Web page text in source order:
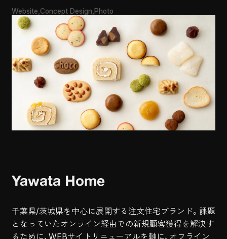
Website Concept Design Photo
Yawata Home
千葉県/茨城県を中心に展開する注文住宅ブランド。課題
となっていたオンライン経由での新規顧客獲得を解決す
るために、WEBサイトリニューアルを軸に、オフライン